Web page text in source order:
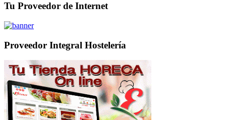
Tu Proveedor de Internet
Proveedor Integral Hostelería